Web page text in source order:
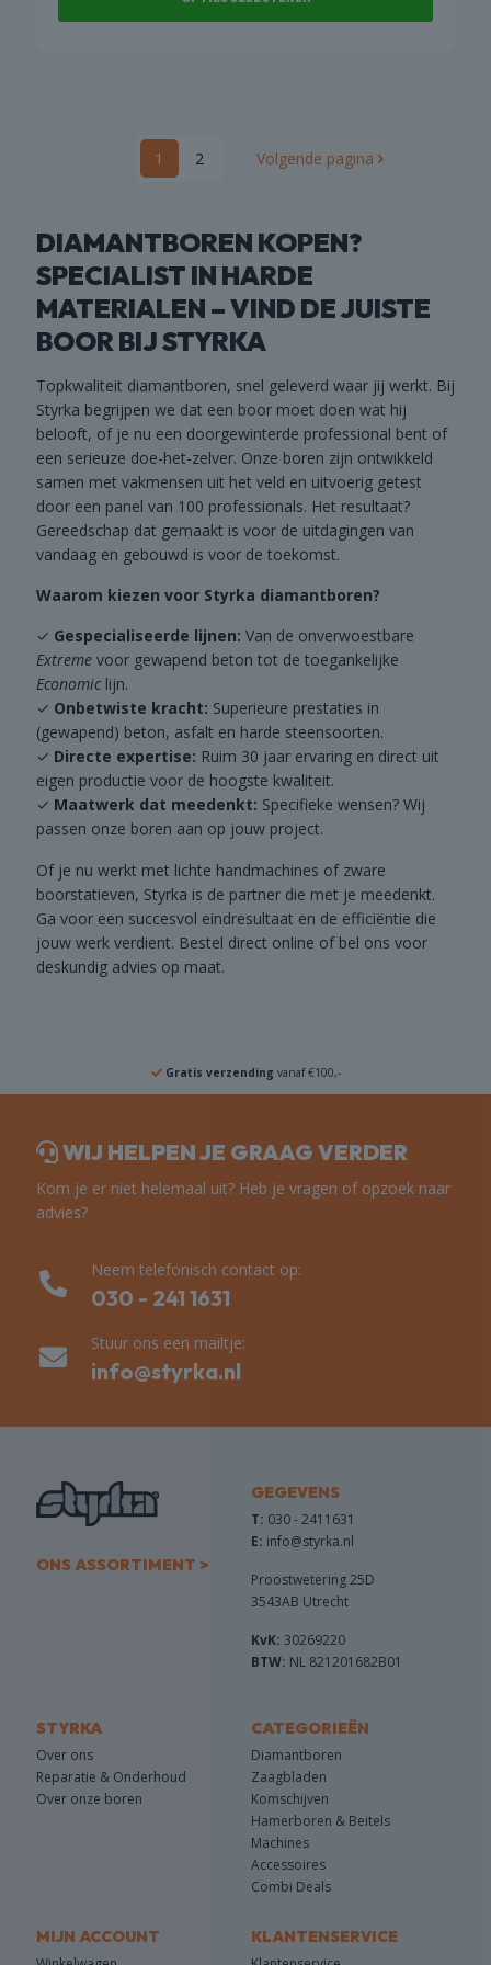
op
gekozen
worden
op
de
productpagina
1 2 Volgende pagina
DIAMANTBOREN KOPEN?
SPECIALIST IN HARDE
MATERIALEN – VIND DE JUISTE
BOOR BIJ STYRKA
Topkwaliteit diamantboren, snel geleverd waar jij werkt. Bij
Styrka begrijpen we dat een boor moet doen wat hij
belooft, of je nu een doorgewinterde professional bent of
een serieuze doe-het-zelver. Onze boren zijn ontwikkeld
samen met vakmensen uit het veld en uitvoerig getest
door een panel van 100 professionals. Het resultaat?
Gereedschap dat gemaakt is voor de uitdagingen van
vandaag en gebouwd is voor de toekomst.
Waarom kiezen voor Styrka diamantboren?
Gespecialiseerde lijnen: Van de onverwoestbare
Extreme voor gewapend beton tot de toegankelijke
Economic lijn.
Onbetwiste kracht: Superieure prestaties in
(gewapend) beton, asfalt en harde steensoorten.
Directe expertise: Ruim 30 jaar ervaring en direct uit
eigen productie voor de hoogste kwaliteit.
Maatwerk dat meedenkt: Specifieke wensen? Wij
passen onze boren aan op jouw project.
Of je nu werkt met lichte handmachines of zware
boorstatieven, Styrka is de partner die met je meedenkt.
Ga voor een succesvol eindresultaat en de efficiëntie die
jouw werk verdient. Bestel direct online of bel ons voor
deskundig advies op maat.
Gratis verzending vanaf €100,-
WIJ HELPEN JE GRAAG VERDER
Kom je er niet helemaal uit? Heb je vragen of opzoek naar
advies?
Neem telefonisch contact op:
030 - 241 1631
Stuur ons een mailtje:
info@styrka.nl
ONS ASSORTIMENT >
GEGEVENS
T: 030 - 2411631
E: info@styrka.nl
Proostwetering 25D
3543AB Utrecht
KvK: 30269220
BTW: NL 821201682B01
STYRKA
Over ons
Reparatie & Onderhoud
Over onze boren
CATEGORIEËN
Diamantboren
Zaagbladen
Komschijven
Hamerboren & Beitels
Machines
Accessoires
Combi Deals
MIJN ACCOUNT KLANTENSERVICE